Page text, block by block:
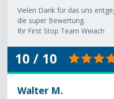
Vielen Dank für das uns
die super Bewertung.
Ihr First Stop Team Weiach
10 / 10
Walter M.